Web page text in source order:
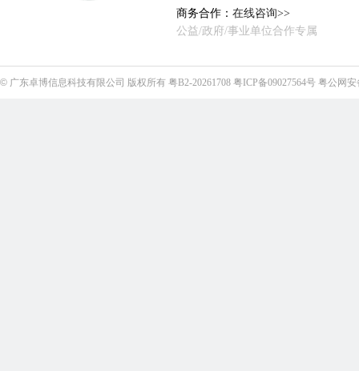
商务合作： 在线咨询>>
公益/政府/事业单位合作专属
© 广东卓博信息科技有限公司 版权所有 粤B2-20261708 粤ICP备09027564号 粤公网安